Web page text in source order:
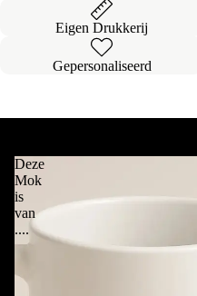
Eigen Drukkerij
Gepersonaliseerd
Deze
Mok
is
van
....